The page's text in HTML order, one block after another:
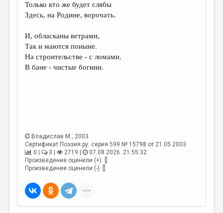
ДАЙДЖЕСТ
ПЕРЕВОДЫ
КОНКУРСЫ
ОБЪЯВЛЕНИЯ
КОЛОНКА РЕДАКТОРА
РЕДКОЛЛЕГИЯ
ОТ РЕДАКЦИИ
Только кто же будет слябы
Здесь, на Родине, ворочать.
И, обласканы ветрами,
Так и маются поныне.
На строительстве - с ломами.
В бане - чистые богини.
Владислав М., 2003
Сертификат Поэзия.ру: серия 599 № 15798 от 21.05.2003
0 |
3 | 2719 |
07.08.2026. 21:55:32
Произведение оценили (+): []
Произведение оценили (-): []